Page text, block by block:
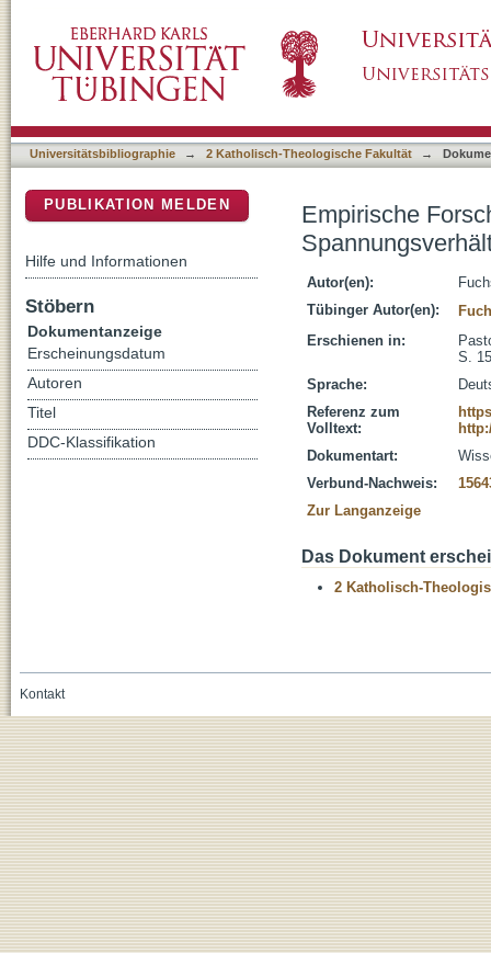
weiten Empiriebegriff
Universitätsbibliographie → 2 Katholisch-Theologische Fakultät →
Empirische
Autor(en):
Tübinger Autor(en):
Erschienen in:
S.
Sprache:
Referenz zum
Volltext:
Dokumentart:
Verbund-Nachweis:
Zur Langanzeige
Das Dokument
2 Katholisch-
PUBLIKATION MELDEN
Hilfe und Informationen
Stöbern
Dokumentanzeige
Erscheinungsdatum
Autoren
Titel
DDC-Klassifikation
Kontakt